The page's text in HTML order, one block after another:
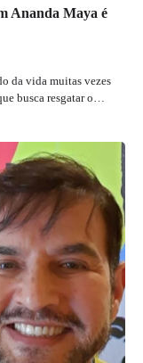
Ananda Maya é
da vida muitas vezes
busca resgatar o…